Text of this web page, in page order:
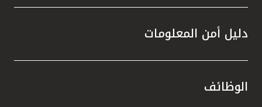
دليل أمن المعلومات
الوظائف